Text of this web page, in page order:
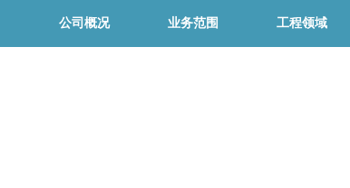
公司概况 业务范围 工程领域